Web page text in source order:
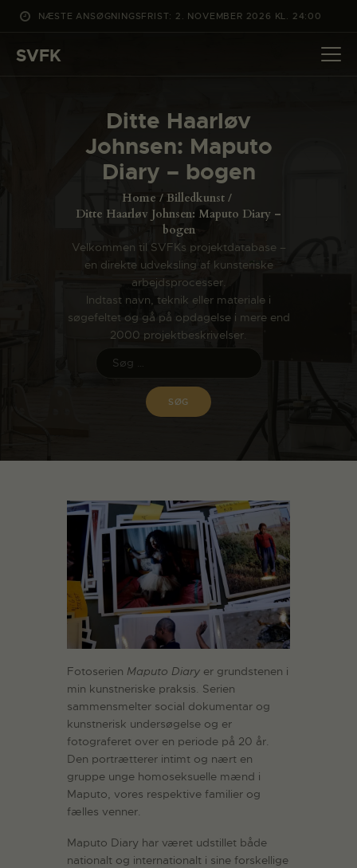
NÆSTE ANSØGNINGSFRIST: 2. NOVEMBER 2026 KL. 24:00
SVFK
Ditte Haarløv
Johnsen: Maputo
Diary – bogen
Home
Billedkunst
Ditte Haarløv Johnsen: Maputo Diary –
bogen
Velkommen til SVFKs projektdatabase –
en direkte udveksling af kunsteriske
arbejdsprocesser.
Indtast navn, teknik eller materiale i
søgefeltet og gå på opdagelse i mere end
2000 projektbeskrivelser.
DET SKER
PROJEKTER
CHANNEL
OM SVFK
Fotoserien Maputo Diary er grundstenen i
min kunstneriske praksis. Serien
sammensmelter social dokumentar og
kunstnerisk undersøgelse og er
fotograferet over en periode på 20 år.
Den portrætterer intimt og nært en
gruppe unge homoseksuelle mænd i
Maputo, vores respektive familier og
fælles venner.
Maputo Diary har været udstillet både
nationalt og internationalt i sine forskellige